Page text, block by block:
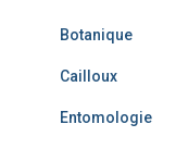
Botanique
Cailloux
Entomologie